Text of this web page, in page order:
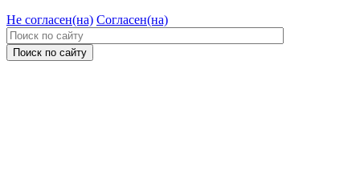
Не согласен(на) Согласен(на)
Поиск по сайту